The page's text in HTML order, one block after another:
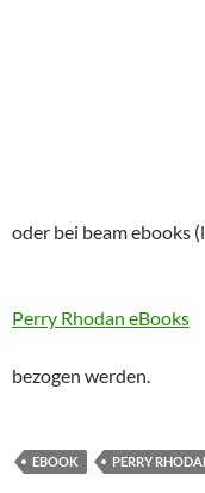
oder bei beam ebooks
Perry Rhodan eBooks
bezogen werden.
EBOOK PERRY